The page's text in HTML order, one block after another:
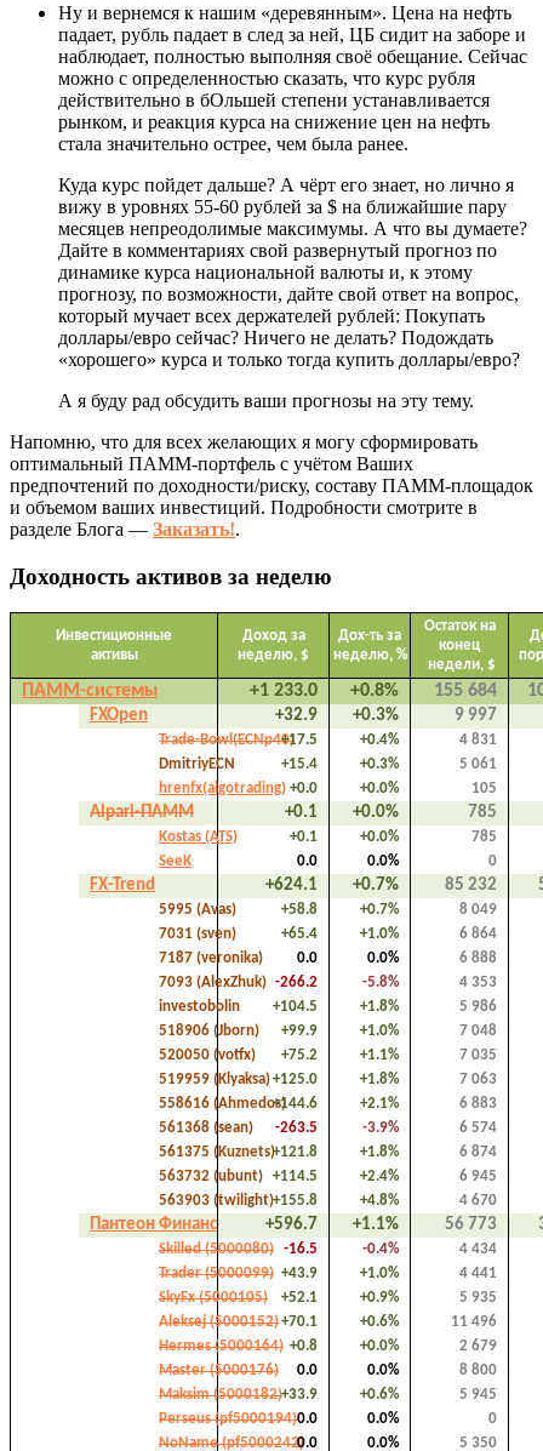
Ну и вернемся к нашим «деревянным». Цена на нефть
падает, рубль падает в след за ней, ЦБ сидит на заборе и
наблюдает, полностью выполняя своё обещание. Сейчас
можно с определенностью сказать, что курс рубля
действительно в бОльшей степени устанавливается
рынком, и реакция курса на снижение цен на нефть
стала значительно острее, чем была ранее.
Куда курс пойдет дальше? А чёрт его знает, но лично я
вижу в уровнях 55-60 рублей за $ на ближайшие пару
месяцев непреодолимые максимумы. А что вы думаете?
Дайте в комментариях свой развернутый прогноз по
динамике курса национальной валюты и, к этому
прогнозу, по возможности, дайте свой ответ на вопрос,
который мучает всех держателей рублей: Покупать
доллары/евро сейчас? Ничего не делать? Подождать
«хорошего» курса и только тогда купить доллары/евро?
А я буду рад обсудить ваши прогнозы на эту тему.
Напомню, что для всех желающих я могу сформировать
оптимальный ПАММ-портфель с учётом Ваших
предпочтений по доходности/риску, составу ПАММ-площадок
и объемом ваших инвестиций. Подробности смотрите в
разделе Блога — Заказать!.
Доходность активов за неделю
Инвестиционные
активы
Доход за
неделю, $
Дох-ть за
неделю, %
Остаток на
конец
недели, $
ПАММ-системы +1 233.0 +0.8% 155 684
FXOpen +32.9 +0.3% 9 997
Trade-Bowl(ECNp40)+17.5 +0.4%
4 831
DmitriyECN
+15.4 +0.3%
5 061
hrenfx(algotrading) +0.0 +0.0% 105
Alpari-ПАММ +0.1 +0.0% 785
Kostas (ATS) +0.1 +0.0%
785
SeeK
0.0 0.0% 0
FX-Trend +624.1 +0.7% 85 232
5995 (Avas) +58.8 +0.7%
8 049
7031 (sven)
+65.4 +1.0%
6 864
7187 (veronika)
0.0 0.0%
6 888
7093 (AlexZhuk) -266.2 -5.8%
4 353
investobolin
+104.5 +1.8%
5 986
518906 (Jborn)
+99.9 +1.0%
7 048
520050 (votfx)
+75.2 +1.1%
7 035
519959 (Klyaksa)+125.0 +1.8%
7 063
558616 (Ahmedos)+144.6 +2.1%
6 883
561368 (sean)
-263.5 -3.9%
6 574
561375 (Kuznets)+121.8 +1.8%
6 874
563732 (ubunt)
+114.5 +2.4%
6 945
563903 (twilight)+155.8 +4.8% 4 670
Пантеон Финанс +596.7 +1.1% 56 773
Skilled (5000080) -16.5 -0.4%
4 434
Trader (5000099) +43.9 +1.0%
4 441
SkyFx (5000105)
+52.1 +0.9%
5 935
Aleksej (5000152)+70.1 +0.6%
11 496
Hermes (5000164) +0.8 +0.0%
2 679
Master (5000176)
0.0 0.0%
8 800
Maksim (5000182)+33.9 +0.6%
5 945
Perseus (pf5000194)0.0 0.0%
0
NoName (pf5000242)0.0 0.0% 5 350